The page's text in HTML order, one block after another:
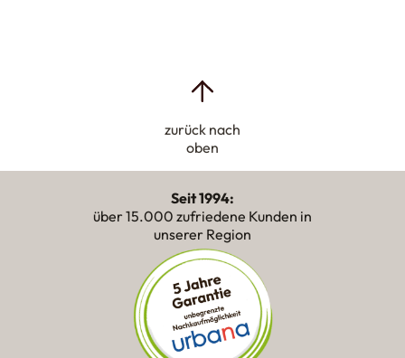
zurück nach
oben
Seit 1994:
über 15.000 zufriedene Kunden in
unserer Region